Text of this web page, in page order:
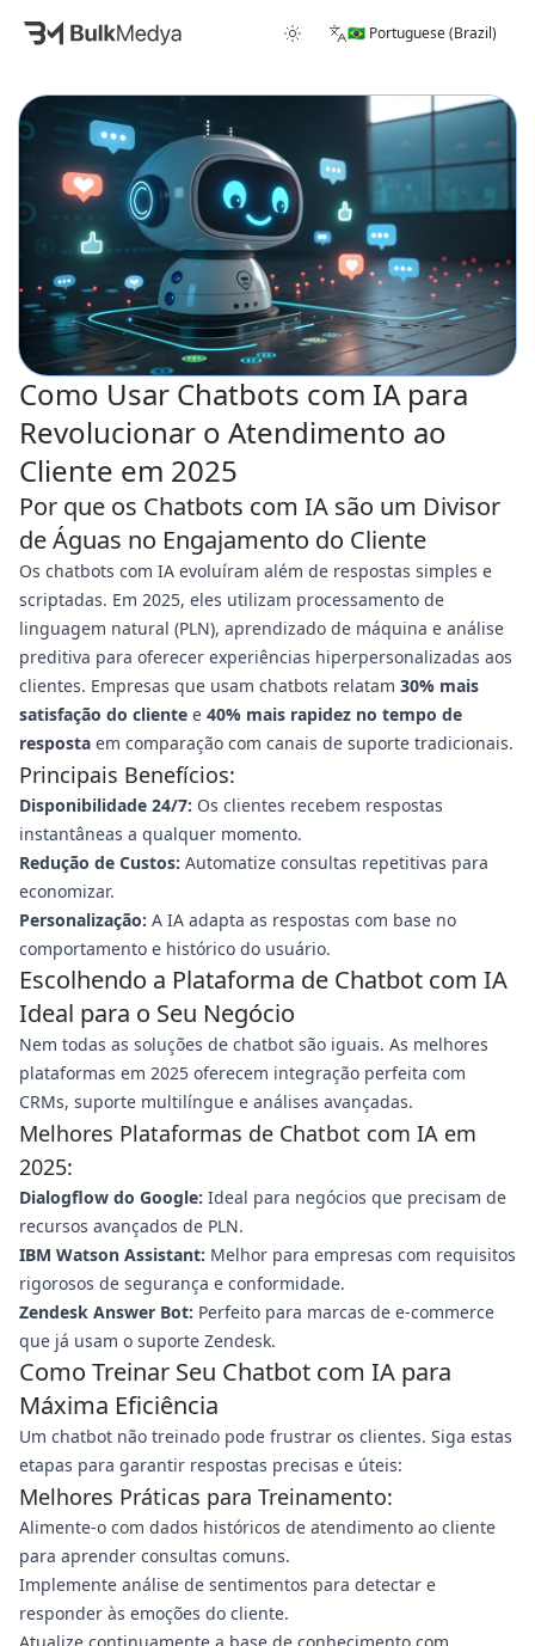
🇧🇷 Portuguese (Brazil)
Como Usar Chatbots com IA para
Revolucionar o Atendimento ao
Cliente em 2025
Por que os Chatbots com IA são um Divisor
de Águas no Engajamento do Cliente
Os chatbots com IA evoluíram além de respostas simples e
scriptadas. Em 2025, eles utilizam processamento de
linguagem natural (PLN), aprendizado de máquina e análise
preditiva para oferecer experiências hiperpersonalizadas aos
clientes. Empresas que usam chatbots relatam 30% mais
satisfação do cliente e 40% mais rapidez no tempo de
resposta em comparação com canais de suporte tradicionais.
Principais Benefícios:
Disponibilidade 24/7: Os clientes recebem respostas
instantâneas a qualquer momento.
Redução de Custos: Automatize consultas repetitivas para
economizar.
Personalização: A IA adapta as respostas com base no
comportamento e histórico do usuário.
Escolhendo a Plataforma de Chatbot com IA
Ideal para o Seu Negócio
Nem todas as soluções de chatbot são iguais. As melhores
plataformas em 2025 oferecem integração perfeita com
CRMs, suporte multilíngue e análises avançadas.
Melhores Plataformas de Chatbot com IA em
2025:
Dialogflow do Google: Ideal para negócios que precisam de
recursos avançados de PLN.
IBM Watson Assistant: Melhor para empresas com requisitos
rigorosos de segurança e conformidade.
Zendesk Answer Bot: Perfeito para marcas de e-commerce
que já usam o suporte Zendesk.
Como Treinar Seu Chatbot com IA para
Máxima Eficiência
Um chatbot não treinado pode frustrar os clientes. Siga estas
etapas para garantir respostas precisas e úteis:
Melhores Práticas para Treinamento:
Alimente-o com dados históricos de atendimento ao cliente
para aprender consultas comuns.
Implemente análise de sentimentos para detectar e
responder às emoções do cliente.